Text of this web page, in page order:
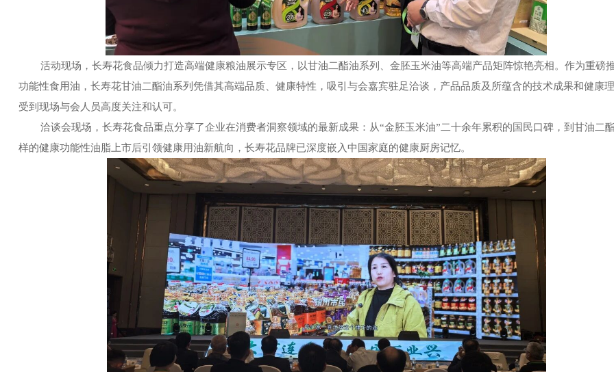
活动现场，长寿花食品倾力打造高端健康粮油展示专区，以甘油二酯油系列、金胚玉米油等高端产品矩阵惊艳亮相。作为重磅
功能性食用油，长寿花甘油二酯油系列凭借其高端品质、健康特性，吸引与会嘉宾驻足洽谈，产品品质及所蕴含的技术成果和健康
受到现场与会人员高度关注和认可。
洽谈会现场，长寿花食品重点分享了企业在消费者洞察领域的最新成果：从“金胚玉米油”二十余年累积的国民口碑，到甘油二
样的健康功能性油脂上市后引领健康用油新航向，长寿花品牌已深度嵌入中国家庭的健康厨房记忆。